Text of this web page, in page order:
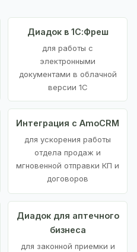
Диадок в 1С:Фреш
для работы с
электронными
документами в облачной
версии 1С
Интеграция с AmoCRM
для ускорения работы
отдела продаж и
мгновенной отправки КП и
договоров
Диадок для аптечного
бизнеса
для законной приемки и